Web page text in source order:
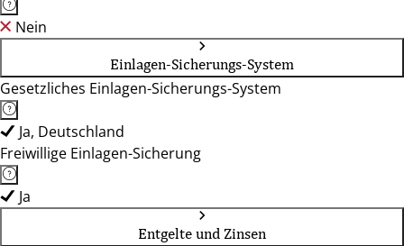
Nein
Einlagen-Sicherungs-System
Gesetzliches Einlagen-Sicherungs-System
Ja, Deutschland
Freiwillige Einlagen-Sicherung
Ja
Entgelte und Zinsen